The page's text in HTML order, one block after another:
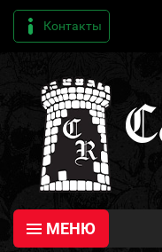
Контакты
МЕНЮ